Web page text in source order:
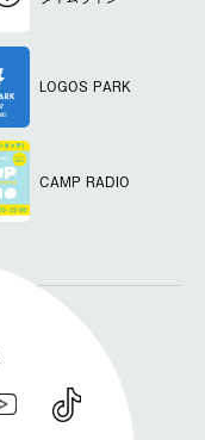
LOGOS PARK
CAMP RADIO